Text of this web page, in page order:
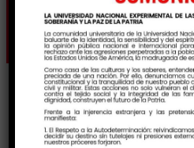
Autor: